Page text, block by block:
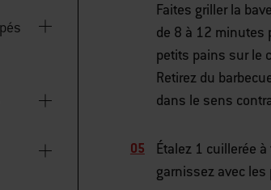
Faites griller la
de 8 à 12 minutes
petits pains sur le
Retirez du
dans le sens
Étalez 1 cuillerée
garnissez avec